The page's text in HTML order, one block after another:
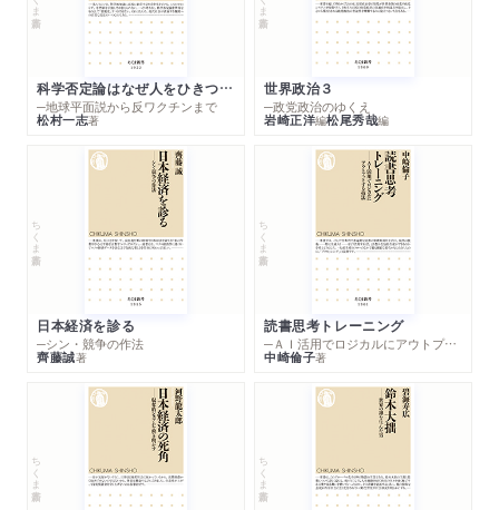
科学否定論はなぜ人をひきつけるのか
─地球平面説から反ワクチンまで
松村一志著
世界政治３
─政党政治のゆくえ
岩崎正洋編松尾秀哉編
ちくま新書
日本経済を診る
─シン・競争の作法
齊藤誠著
ちくま新書
読書思考トレーニング
─ＡＩ活用でロジカルにアウトプットする技法
中崎倫子著
ちくま新書 ちくま新書